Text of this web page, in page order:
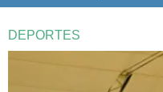
DEPORTES